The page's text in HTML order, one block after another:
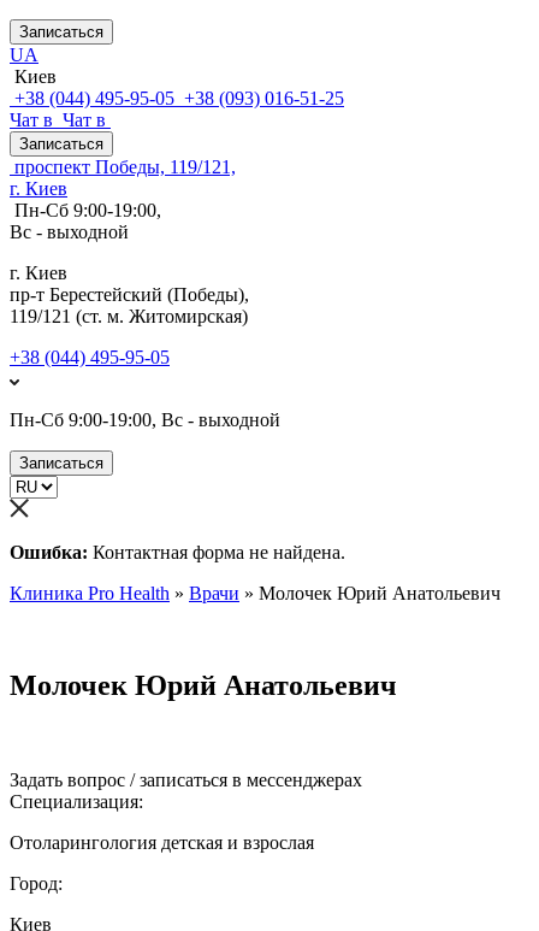
Записаться
UA
Киев
+38 (044) 495-95-05 +38 (093) 016-51-25
Чат в Чат в
Записаться
проспект Победы, 119/121,
г. Киев
Пн-Сб 9:00-19:00,
Вс - выходной
г. Киев
пр-т Берестейский (Победы),
119/121 (ст. м. Житомирская)
+38 (044) 495-95-05
Пн-Сб 9:00-19:00, Вс - выходной
Записаться
Ошибка: Контактная форма не найдена.
Клиника Pro Health » Врачи » Молочек Юрий Анатольевич
Молочек Юрий Анатольевич
Задать вопрос / записаться в мессенджерах
Специализация:
Отоларингология детская и взрослая
Город:
Киев